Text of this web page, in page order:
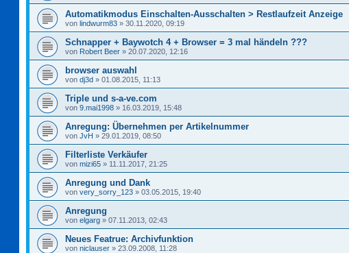
Automatikmodus Einschalten-Ausschalten > Restlaufzeit Anzeige
von lindwurm83 » 30.11.2020, 09:19
Schnapper + Baywotch 4 + Browser = 3 mal händeln ???
von Robert Beer » 20.07.2020, 12:16
browser auswahl
von dj3d » 01.08.2015, 11:13
Triple und s-a-ve.com
von 9.mai1998 » 16.03.2019, 15:48
Anregung: Übernehmen per Artikelnummer
von JvH » 29.01.2019, 08:50
Filterliste Verkäufer
von mizi65 » 11.11.2017, 21:25
Anregung und Dank
von very_sorry_123 » 03.05.2015, 19:40
Anregung
von elgarg » 07.11.2013, 02:43
Neues Featrue: Archivfunktion
von niclauser » 23.09.2008, 11:28